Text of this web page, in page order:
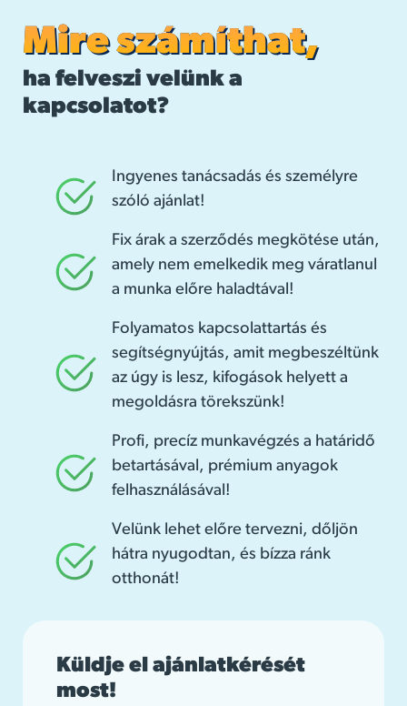
Mire számíthat,
ha felveszi velünk a
kapcsolatot?
Ingyenes tanácsadás és személyre
szóló ajánlat!
Fix árak a szerződés megkötése után,
amely nem emelkedik meg váratlanul
a munka előre haladtával!
Folyamatos kapcsolattartás és
segítségnyújtás, amit megbeszéltünk
az úgy is lesz, kifogások helyett a
megoldásra törekszünk!
Profi, precíz munkavégzés a határidő
betartásával, prémium anyagok
felhasználásával!
Velünk lehet előre tervezni, dőljön
hátra nyugodtan, és bízza ránk
otthonát!
Küldje el ajánlatkérését
most!